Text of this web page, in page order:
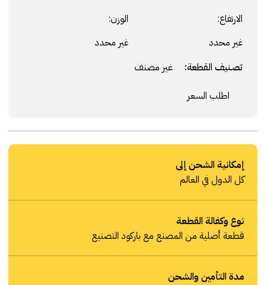
الارتفاع:
غير محدد
الوزن:
غير محدد
تصنيف القطعة: غير مصنف
اطلب السعر
إمكانية الشحن إلى
كل الدول في العالم
نوع وكفالة القطعة
قطعة أصلية من المصنع مع باركود التصنيع
مدة التأمين والشحن